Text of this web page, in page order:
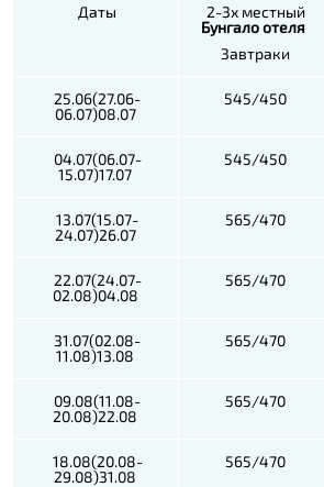
Даты
2-3х местный
Бунгало отеля
Завтраки
25.06(27.06-
06.07)08.07
545/450
04.07(06.07-
15.07)17.07
545/450
13.07(15.07-
24.07)26.07
565/470
22.07(24.07-
02.08)04.08
565/470
31.07(02.08-
11.08)13.08
565/470
09.08(11.08-
20.08)22.08
565/470
18.08(20.08-
29.08)31.08
565/470